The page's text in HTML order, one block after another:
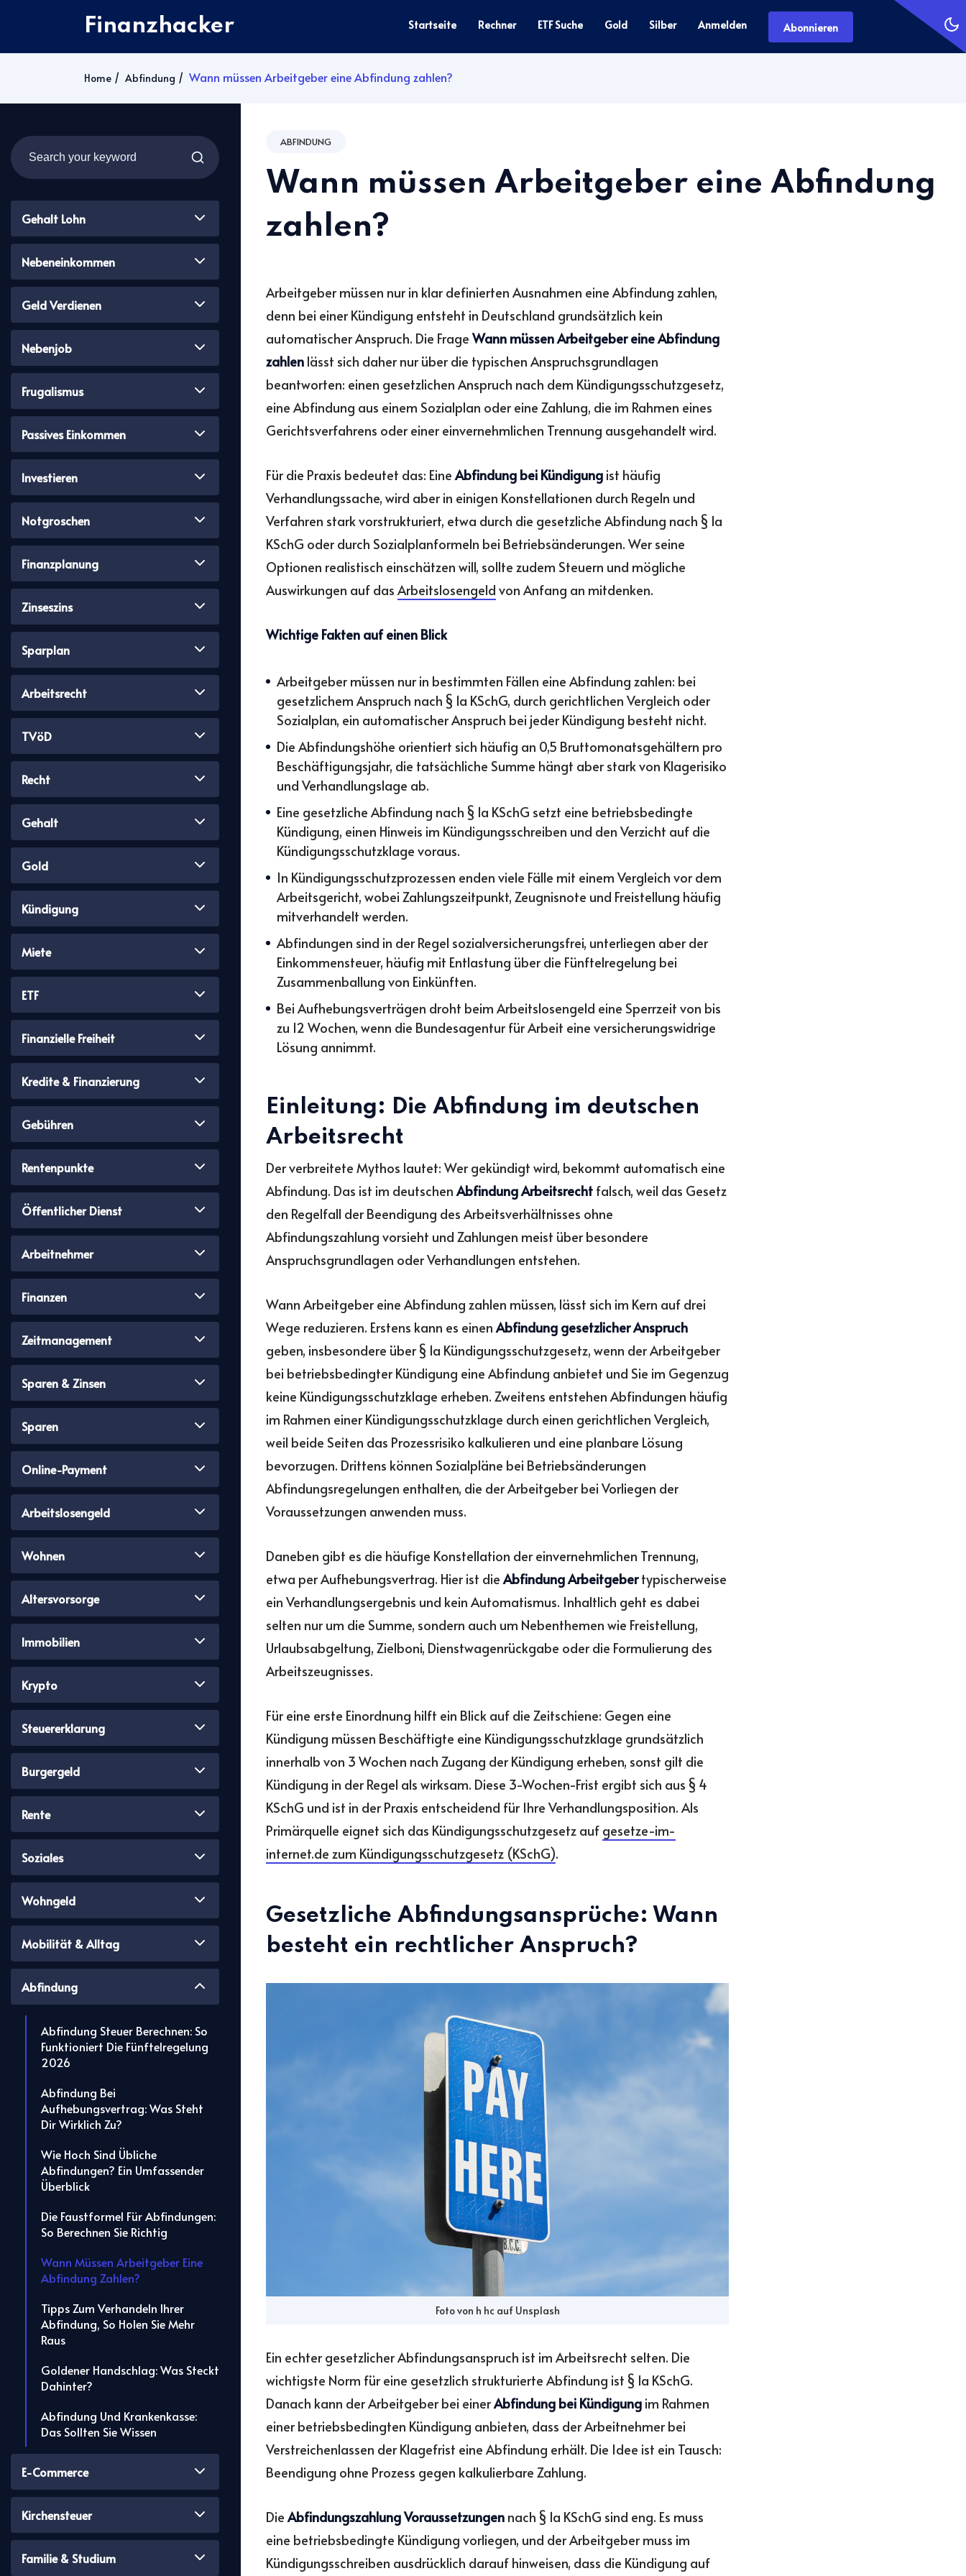
Finanzhacker Startseite Rechner ETF Suche Gold Silber Anmelden Abonnieren
Home Abfindung Wann müssen Arbeitgeber eine Abfindung zahlen?
Gehalt Lohn
Nebeneinkommen
Geld Verdienen
Nebenjob
Frugalismus
Passives Einkommen
Investieren
Notgroschen
Finanzplanung
Zinseszins
Sparplan
Arbeitsrecht
TVöD
Recht
Gehalt
Gold
Kündigung
Miete
ETF
Finanzielle Freiheit
Kredite & Finanzierung
Gebühren
Rentenpunkte
Öffentlicher Dienst
Arbeitnehmer
Finanzen
Zeitmanagement
Sparen & Zinsen
Sparen
Online-Payment
Arbeitslosengeld
Wohnen
Altersvorsorge
Immobilien
Krypto
Steuererklarung
Burgergeld
Rente
Soziales
Wohngeld
Mobilität & Alltag
Abfindung
Abfindung Steuer Berechnen: So
Funktioniert Die Fünftelregelung
2026
Abfindung Bei
Aufhebungsvertrag: Was Steht
Dir Wirklich Zu?
Wie Hoch Sind Übliche
Abfindungen? Ein Umfassender
Überblick
Die Faustformel Für Abfindungen:
So Berechnen Sie Richtig
Wann Müssen Arbeitgeber Eine
Abfindung Zahlen?
Tipps Zum Verhandeln Ihrer
Abfindung, So Holen Sie Mehr
Raus
Goldener Handschlag: Was Steckt
Dahinter?
Abfindung Und Krankenkasse:
Das Sollten Sie Wissen
E-Commerce
Kirchensteuer
Familie & Studium
ABFINDUNG
Wann müssen Arbeitgeber eine Abfindung
zahlen?
Arbeitgeber müssen nur in klar definierten Ausnahmen eine Abfindung zahlen,
denn bei einer Kündigung entsteht in Deutschland grundsätzlich kein
automatischer Anspruch. Die FrageWann müssen Arbeitgeber eine Abfindung
zahlen lässt sich daher nur über die typischen Anspruchsgrundlagen
beantworten: einen gesetzlichen Anspruch nach dem Kündigungsschutzgesetz,
eine Abfindung aus einem Sozialplan oder eine Zahlung, die im Rahmen eines
Gerichtsverfahrens oder einer einvernehmlichen Trennung ausgehandelt wird.
Für die Praxis bedeutet das: EineAbfindung bei Kündigung ist häufig
Verhandlungssache, wird aber in einigen Konstellationen durch Regeln und
Verfahren stark vorstrukturiert, etwa durch die gesetzliche Abfindung nach § 1a
KSchG oder durch Sozialplanformeln bei Betriebsänderungen. Wer seine
Optionen realistisch einschätzen will, sollte zudem Steuern und mögliche
Auswirkungen auf das Arbeitslosengeld von Anfang an mitdenken.
Wichtige Fakten auf einen Blick
Arbeitgeber müssen nur in bestimmten Fällen eine Abfindung zahlen: bei
gesetzlichem Anspruch nach § 1a KSchG, durch gerichtlichen Vergleich oder
Sozialplan, ein automatischer Anspruch bei jeder Kündigung besteht nicht.
Die Abfindungshöhe orientiert sich häufig an 0,5 Bruttomonatsgehältern pro
Beschäftigungsjahr, die tatsächliche Summe hängt aber stark von Klagerisiko
und Verhandlungslage ab.
Eine gesetzliche Abfindung nach § 1a KSchG setzt eine betriebsbedingte
Kündigung, einen Hinweis im Kündigungsschreiben und den Verzicht auf die
Kündigungsschutzklage voraus.
In Kündigungsschutzprozessen enden viele Fälle mit einem Vergleich vor dem
Arbeitsgericht, wobei Zahlungszeitpunkt, Zeugnisnote und Freistellung häufig
mitverhandelt werden.
Abfindungen sind in der Regel sozialversicherungsfrei, unterliegen aber der
Einkommensteuer, häufig mit Entlastung über die Fünftelregelung bei
Zusammenballung von Einkünften.
Bei Aufhebungsverträgen droht beim Arbeitslosengeld eine Sperrzeit von bis
zu 12 Wochen, wenn die Bundesagentur für Arbeit eine versicherungswidrige
Lösung annimmt.
Einleitung: Die Abfindung im deutschen
Arbeitsrecht
Der verbreitete Mythos lautet: Wer gekündigt wird, bekommt automatisch eine
Abfindung. Das ist im deutschenAbfindung Arbeitsrecht falsch, weil das Gesetz
den Regelfall der Beendigung des Arbeitsverhältnisses ohne
Abfindungszahlung vorsieht und Zahlungen meist über besondere
Anspruchsgrundlagen oder Verhandlungen entstehen.
Wann Arbeitgeber eine Abfindung zahlen müssen, lässt sich im Kern auf drei
Wege reduzieren. Erstens kann es einenAbfindung gesetzlicher Anspruch
geben, insbesondere über § 1a Kündigungsschutzgesetz, wenn der Arbeitgeber
bei betriebsbedingter Kündigung eine Abfindung anbietet und Sie im Gegenzug
keine Kündigungsschutzklage erheben. Zweitens entstehen Abfindungen häufig
im Rahmen einer Kündigungsschutzklage durch einen gerichtlichen Vergleich,
weil beide Seiten das Prozessrisiko kalkulieren und eine planbare Lösung
bevorzugen. Drittens können Sozialpläne bei Betriebsänderungen
Abfindungsregelungen enthalten, die der Arbeitgeber bei Vorliegen der
Voraussetzungen anwenden muss.
Daneben gibt es die häufige Konstellation der einvernehmlichen Trennung,
etwa per Aufhebungsvertrag. Hier ist dieAbfindung Arbeitgebertypischerweise
ein Verhandlungsergebnis und kein Automatismus. Inhaltlich geht es dabei
selten nur um die Summe, sondern auch um Nebenthemen wie Freistellung,
Urlaubsabgeltung, Zielboni, Dienstwagenrückgabe oder die Formulierung des
Arbeitszeugnisses.
Für eine erste Einordnung hilft ein Blick auf die Zeitschiene: Gegen eine
Kündigung müssen Beschäftigte eine Kündigungsschutzklage grundsätzlich
innerhalb von 3 Wochen nach Zugang der Kündigung erheben, sonst gilt die
Kündigung in der Regel als wirksam. Diese 3-Wochen-Frist ergibt sich aus § 4
KSchG und ist in der Praxis entscheidend für Ihre Verhandlungsposition. Als
Primärquelle eignet sich das Kündigungsschutzgesetz auf gesetze-im-
internet.de zum Kündigungsschutzgesetz (KSchG).
Gesetzliche Abfindungsansprüche: Wann
besteht ein rechtlicher Anspruch?
Foto von h hcauf Unsplash
Ein echter gesetzlicher Abfindungsanspruch ist im Arbeitsrecht selten. Die
wichtigste Norm für eine gesetzlich strukturierte Abfindung ist § 1a KSchG.
Danach kann der Arbeitgeber bei einerAbfindung bei Kündigung im Rahmen
einer betriebsbedingten Kündigung anbieten, dass der Arbeitnehmer bei
Verstreichenlassen der Klagefrist eine Abfindung erhält. Die Idee ist ein Tausch:
Beendigung ohne Prozess gegen kalkulierbare Zahlung.
DieAbfindungszahlung Voraussetzungen nach § 1a KSchG sind eng. Es muss
eine betriebsbedingte Kündigung vorliegen, und der Arbeitgeber muss im
Kündigungsschreiben ausdrücklich darauf hinweisen, dass die Kündigung auf